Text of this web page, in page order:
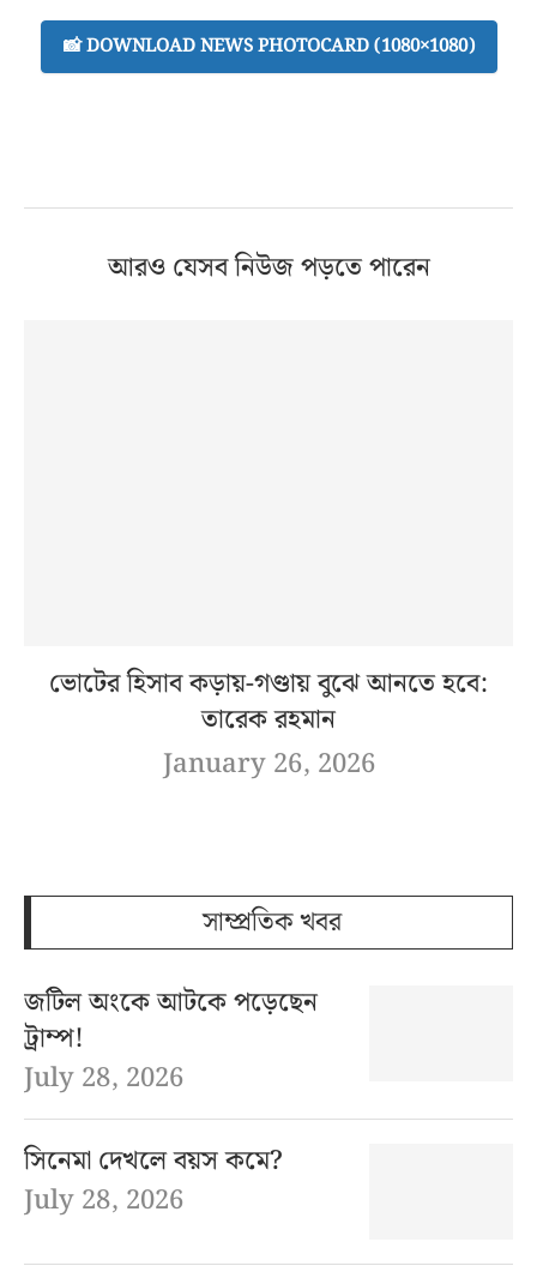
📸 DOWNLOAD NEWS PHOTOCARD (1080×1080)
আরও যেসব নিউজ পড়তে পারেন
ভোটের হিসাব কড়ায়-গণ্ডায় বুঝে আনতে হবে:
তারেক রহমান
January 26, 2026
সাম্প্রতিক খবর
জটিল অংকে আটকে পড়েছেন
ট্রাম্প!
July 28, 2026
সিনেমা দেখলে বয়স কমে?
July 28, 2026